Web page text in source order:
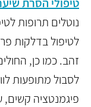
נוטלים תרופות
לטיפול בדלקות
זהב. כמו כן,
לסבול מתופעות
פיגמנטציה קשים,